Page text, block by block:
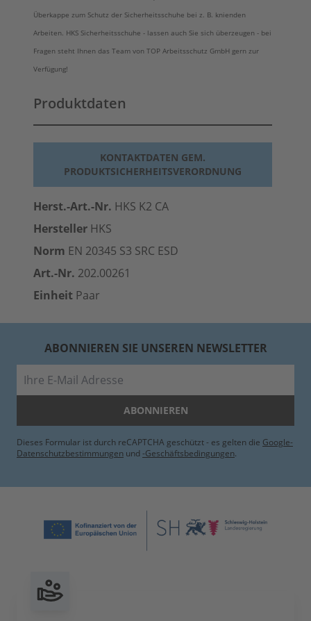
Überkappe zum Schutz der Sicherheitsschuhe bei z. B. knienden
Arbeiten. HKS Sicherheitsschuhe - lassen auch Sie sich überzeugen - bei
Fragen steht Ihnen das Team von TOP Arbeitsschutz GmbH gern zur
Verfügung!
Produktdaten
KONTAKTDATEN GEM.
PRODUKTSICHERHEITSVERORDNUNG
Herst.-Art.-Nr. HKS K2 CA
Hersteller HKS
Norm EN 20345 S3 SRC ESD
Art.-Nr. 202.00261
Einheit Paar
ABONNIEREN SIE UNSEREN NEWSLETTER
ABONNIEREN
Dieses Formular ist durch reCAPTCHA geschützt - es gelten die Google-
Datenschutzbestimmungen und -Geschäftsbedingungen.